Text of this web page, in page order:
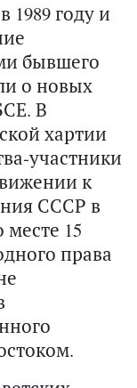
1989 году и
бывшего
о новых
В
хартии
участники
к
СССР в
месте 15
права